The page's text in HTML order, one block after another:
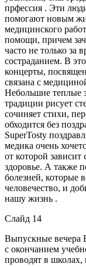
прфессия . Эти
помогают новым
медицинского
помощи, причем
часто не только
состраданием. В
концерты,
связана с
Небольшие теплые
традиции рисует
сочиняет стихи,
обходится без
SuperTosty
медика очень
от которой
здоровье. А также
болезней, которые
человечество, и
нашу жизнь .
Слайд 14
Выпускные вечера
с окончанием
проводят в